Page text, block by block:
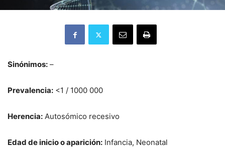
Sinónimos: –
Prevalencia: <1 / 1000 000
Herencia: Autosómico recesivo
Edad de inicio o aparición: Infancia, Neonatal